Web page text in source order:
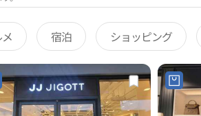
宿泊 ショッピング